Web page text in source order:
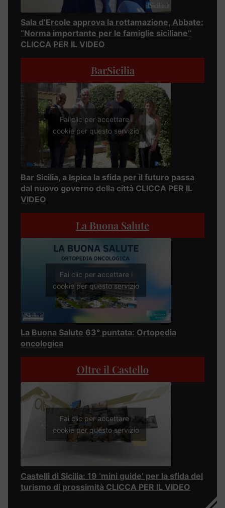
Sala d’Ercole approva la rottamazione, Abbate:
“Norma importante per le famiglie siciliane”
CLICCA PER IL VIDEO
BarSicilia
Fai clic per accettare i
cookie per questo servizio
Bar Sicilia, a Ispica la sfida per il futuro passa
dal nuovo governo della città CLICCA PER IL
VIDEO
La Buona Salute
Fai clic per accettare i
cookie per questo servizio
La Buona Salute 63° puntata: Ortopedia
oncologica
Oltre il Castello
Fai clic per accettare i
cookie per questo servizio
Castelli di Sicilia: 19 ‘mini guide’ per la sfida del
turismo di prossimità CLICCA PER IL VIDEO